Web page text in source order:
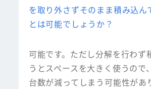
を取り外さずそのまま積み込ん
とは可能でしょうか？
可能です。ただし分解を行わず
うとスペースを大きく使うので
台数が減ってしまう可能性があ